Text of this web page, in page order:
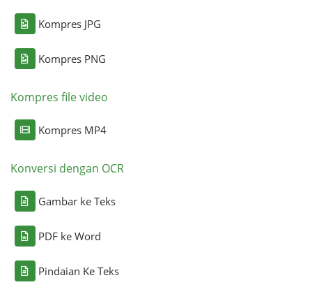
Kompres JPG
Kompres PNG
Kompres file video
Kompres MP4
Konversi dengan OCR
Gambar ke Teks
PDF ke Word
Pindaian Ke Teks